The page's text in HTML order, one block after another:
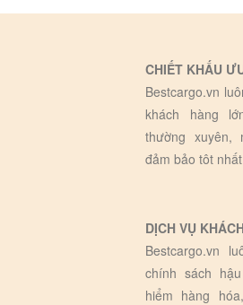
CHIẾT KHẤU
Bestcargo.vn
khách hàng
thường xuyên,
đảm bảo tôt
DỊCH VỤ
Bestcargo.vn
chính sách
hiểm hàng